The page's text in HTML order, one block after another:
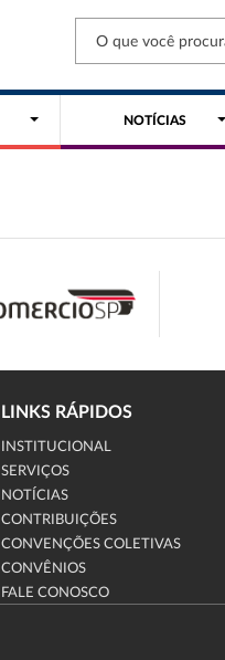
NOTÍCIAS
LINKS RÁPIDOS
INSTITUCIONAL
SERVIÇOS
NOTÍCIAS
CONTRIBUIÇÕES
CONVENÇÕES COLETIVAS
CONVÊNIOS
FALE CONOSCO